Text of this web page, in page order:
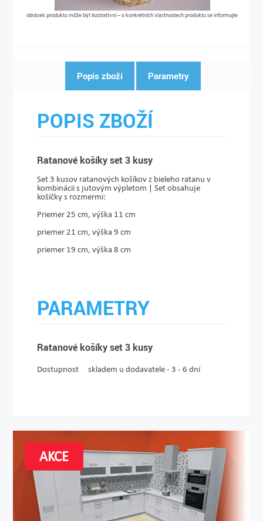
obrázek produktu může být ilustrativní – o konkrétních vlastnostech produktu se informujte
Popis zboží Parametry
POPIS ZBOŽÍ
Ratanové košíky set 3 kusy
Set 3 kusov ratanových košíkov z bieleho ratanu v
kombinácii s jutovým výpletom | Set obsahuje
košíčky s rozmermi:
Priemer 25 cm, výška 11 cm
priemer 21 cm, výška 9 cm
priemer 19 cm, výška 8 cm
PARAMETRY
Ratanové košíky set 3 kusy
Dostupnost skladem u dodavatele - 3 - 6 dní
AKCE